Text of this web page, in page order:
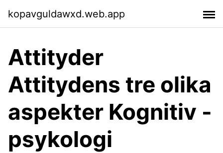
kopavguldawxd.web.app
Attityder
Attitydens tre olika
aspekter Kognitiv -
psykologi